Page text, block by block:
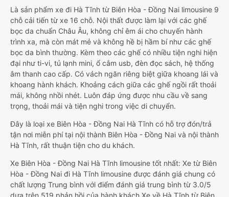
Là sản phẩm xe đi Hà Tĩnh từ Biên Hòa - Đồng Nai limousine 9
chỗ cải tiến từ xe 16 chỗ. Nội thất được làm lại với các ghế
bọc da chuẩn Châu Âu, không chỉ êm ái cho chuyến hành
trình xa, mà còn mát mẻ và không hề bị hầm bí như các ghế
bọc da bình thường. Kèm theo các ghế có nhiều tiện nghi hiện
đại như ti-vi, tủ lạnh mini, ổ cắm usb, đèn đọc sách, hệ thống
âm thanh cao cấp. Có vách ngăn riêng biệt giữa khoang lái và
khoang hành khách. Khoảng cách giữa các ghế ngồi rất thoải
mái, không nhồi nhét. Luôn đáp ứng được nhu cầu về sang
trọng, thoải mái và tiện nghi trong việc di chuyển.
Đây là loại xe Biên Hòa - Đồng Nai Hà Tĩnh có hỗ trợ đón/trả
tận nơi miễn phí tại nội thành Biên Hòa - Đồng Nai và nội thành
Hà Tĩnh, rất thuận tiện cho du khách.
Xe Biên Hòa - Đồng Nai Hà Tĩnh limousine tốt nhất: Xe từ Biên
Hòa - Đồng Nai đi Hà Tĩnh limousine được đánh giá chung có
chất lượng Trung bình với điểm đánh giá trung bình từ 3.0/5
dựa trên 519 phản hồi của hành khách Xe về Hà Tĩnh từ Biên